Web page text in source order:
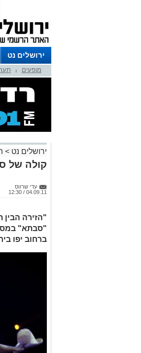
ירושלים נט
לפרסום
מופעים
ירושלים נט >
קולה של
עדי שרווס
04.09.11 / 12:30
"הזירה הבין
ברחוב יפו